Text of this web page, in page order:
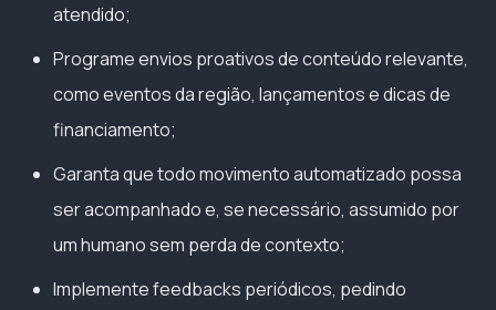
atendido;
Programe envios proativos de conteúdo relevante,
como eventos da região, lançamentos e dicas de
financiamento;
Garanta que todo movimento automatizado possa
ser acompanhado e, se necessário, assumido por
um humano sem perda de contexto;
Implemente feedbacks periódicos, pedindo